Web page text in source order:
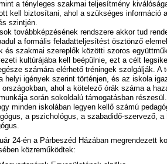
a tényleges szakmai teljesítmény
kell biztosítani, ahol a szükséges információ
szintjén.
továbbképzésének rendszere akkor tud
a formális feladatteljesítést ösztönző
és szakmai szereplők közötti szoros
kultúrájába kell beépülnie, ezt a célt
számára elérhető tréningek szolgálják. A
helyi igények szerint történjen, és az iskola
ahol a kötelező órák száma a
során sokoldalú támogatásban
minden iskolában legyen kellő számú
a pszichológus, a szabadidő-szervező,
24-én a Párbeszéd Házában megrendezett
közreműködtek: